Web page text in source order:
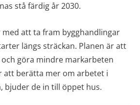
stå färdig år 2030.
att ta fram bygghandlingar
längs sträckan. Planen är att
göra mindre markarbeten
att berätta mer om arbetet i
bjuder de in till öppet hus.